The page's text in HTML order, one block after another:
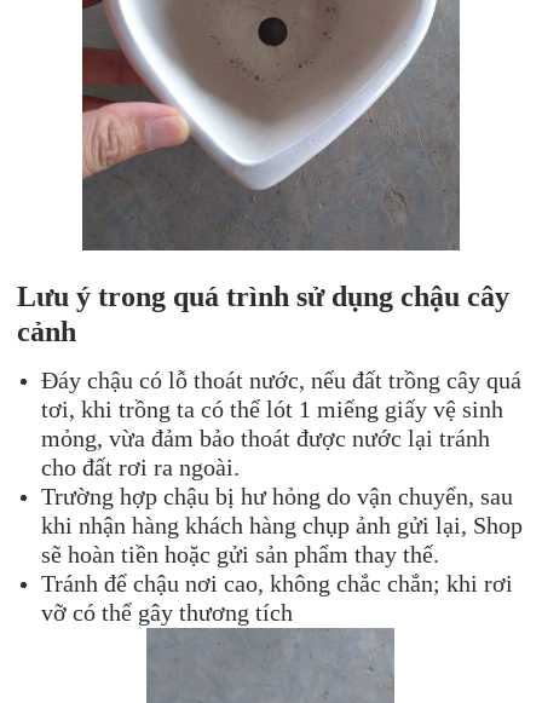
Lưu ý trong quá trình sử dụng chậu cây
cảnh
Đáy chậu có lỗ thoát nước, nếu đất trồng cây quá
tơi, khi trồng ta có thể lót 1 miếng giấy vệ sinh
mỏng, vừa đảm bảo thoát được nước lại tránh
cho đất rơi ra ngoài.
Trường hợp chậu bị hư hỏng do vận chuyển, sau
khi nhận hàng khách hàng chụp ảnh gửi lại, Shop
sẽ hoàn tiền hoặc gửi sản phẩm thay thế.
Tránh để chậu nơi cao, không chắc chắn; khi rơi
vỡ có thể gây thương tích